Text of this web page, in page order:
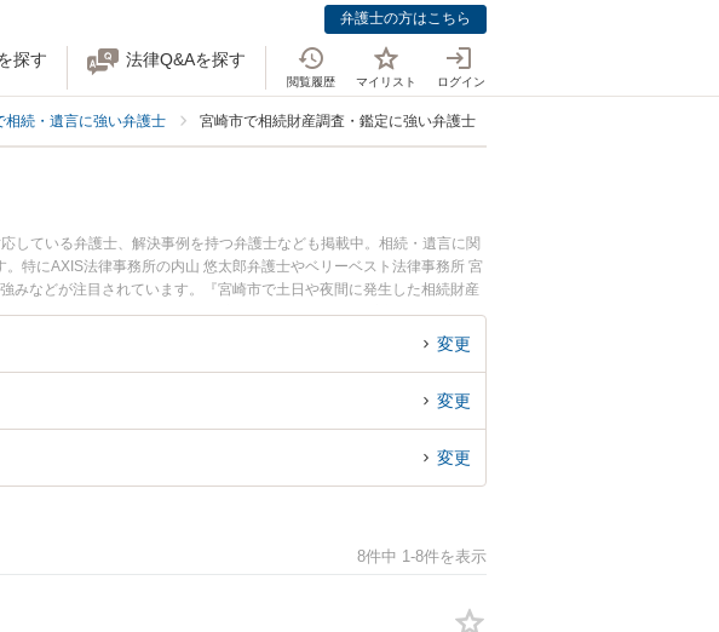
弁護士の方はこちら
探す 法律Q&Aを探す
閲覧履歴 マイリスト ログイン
相続・遺言に強い弁護士 宮崎市で相続財産調査・鑑定に強い弁護士
している弁護士、解決事例を持つ弁護士なども掲載中。相続・遺言に関
特にAXIS法律事務所の内山 悠太郎弁護士やベリーベスト法律事務所 宮
みなどが注目されています。『宮崎市で土日や夜間に発生した相続財産
近くの弁護士を検索したい』『初回相談無料で相続財産調査・鑑定を法
変更
変更
変更
8件中 1-8件を表示